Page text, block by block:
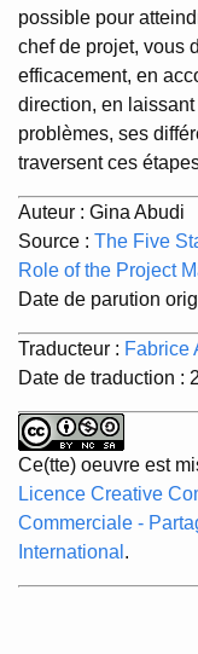
possible pour
chef de projet, vous
efficacement, en
direction, en
problèmes, ses
traversent ces
Auteur : Gina Abudi
Source : The Five
Role of the Project
Date de parution
Traducteur : Fabrice
Date de traduction :
Ce(tte) oeuvre est
Licence Creative
Commerciale -
International .